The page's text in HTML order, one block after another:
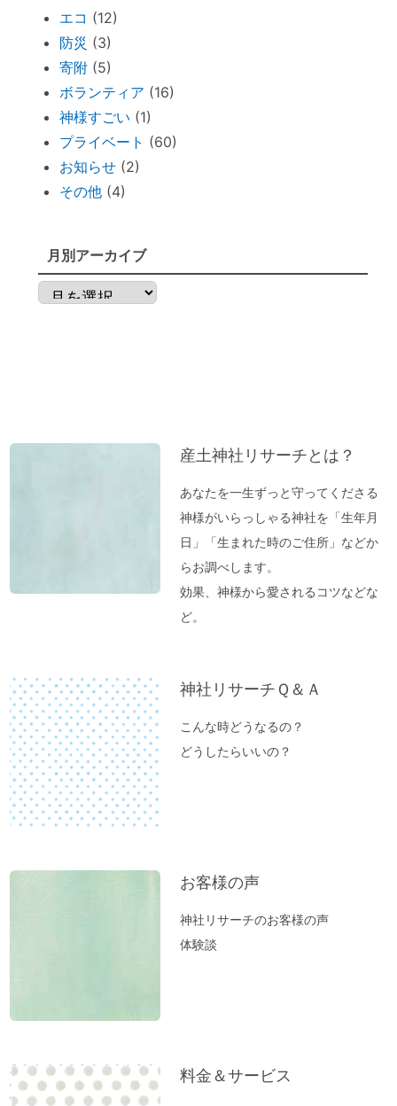
Tokyo Toilet
ずっと観ていたい。映画「PERFECT
DAYS」
電子レンジの電磁波対策に「レンジプロテ
クター」
明日から土用！ 心構え・備えておくべき
ものは？
子育てママの救世主！『怒らなくても』～
ポイントを押さえればOK！
【オルゴール療法：症例】ギックリ腰＆1週
間～10日続いていた便秘が解消→毎日お通
「バカ言ってる♪」水谷千重子ショーに行
東経１３５度「ガイアの法則」～ご神気た
っぷりの「いそべ神社」
神社でお腹が痛くなる理由
高い浄化力♪ 高野山麓・和歌山の天然温
泉「ゆの里」に行ってきました。
【春のおそうじ】参拝前の自宅おそうじ～
福を入れるスペース作り。
富士山絶景ポイント♪「新倉富士浅間神
社」岡田美里さんVlogより
しい空気になっていました。
くなり居心地が良くなりました♪
【職場の浄化】職場の雰囲気が悪くてお困
方位除けへ行ってきました（２）あの空海
エコ (12)
防災 (3)
寄附(5)
ボランティア (16)
神様すごい (1)
プライベート (60)
お知らせ(2)
その他(4)
月別アーカイブ
ブ
産土神社リサーチとは？
あなたを一生ずっと守ってくださる
神様がいらっしゃる神社を「生年月
日」「生まれた時のご住所」などか
らお調べします。
効果、神様から愛されるコツなどな
ど。
神社リサーチＱ＆Ａ
こんな時どうなるの？
どうしたらいいの？
お客様の声
神社リサーチのお客様の声
体験談
料金＆サービス